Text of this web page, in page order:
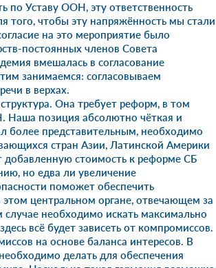
по Уставу ООН, эту ответственность
того, чтобы эту напряжённость мы стали
на это мероприятие было
постоянных членов Совета
вмешалась в согласование
занимаемся: согласовываем
в верхах.
Она требует реформ, в том
Наша позиция абсолютно чёткая и
более представительным, необходимо
стран Азии, Латинской Америки
добавленную стоимость к реформе СБ
но едва ли увеличение
поможет обеспечить
центральном органе, отвечающем за
необходимо искать максимально
всё будет зависеть от компромиссов.
на основе баланса интересов. В
делать для обеспечения